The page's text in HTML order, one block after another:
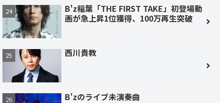
B'z稲葉「THE FIRST TAKE」初登場動
画が急上昇1位獲得、100万再生突破
西川貴教
B'zのライブ未演奏曲